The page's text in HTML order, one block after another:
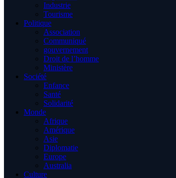
Industrie
Tourisme
Politique
Association
Communiqué
gouvernement
Droit de l’homme
Ministère
Société
Enfance
Santé
Solidarité
Monde
Afrique
Amérique
Asie
Diplomatie
Europe
Australia
Culture